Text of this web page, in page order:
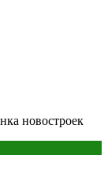
новостроек